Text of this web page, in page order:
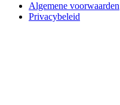
Algemene voorwaarden
Privacybeleid